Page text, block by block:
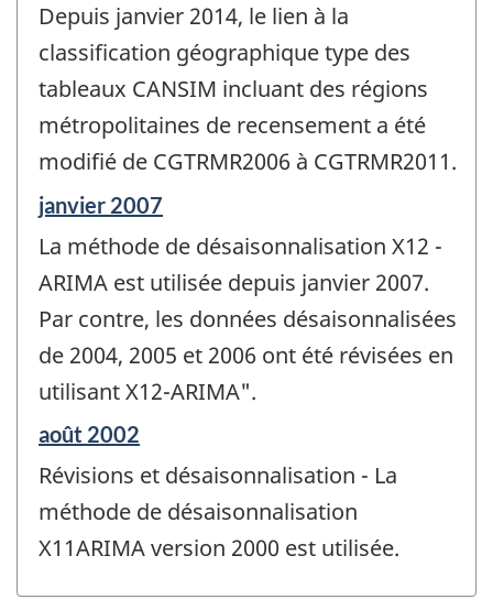
référence
de
-
Depuis janvier 2014, le lien à la
classification géographique type des
tableaux CANSIM incluant des régions
métropolitaines de recensement a été
modifié de CGTRMR2006 à CGTRMR2011.
Période
référence
de
-
janvier 2007
La méthode de désaisonnalisation X12 -
ARIMA est utilisée depuis janvier 2007.
Par contre, les données désaisonnalisées
de 2004, 2005 et 2006 ont été révisées en
utilisant X12-ARIMA".
Période
référence
de
-
août 2002
Révisions et désaisonnalisation - La
méthode de désaisonnalisation
X11ARIMA version 2000 est utilisée.